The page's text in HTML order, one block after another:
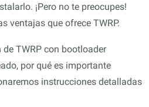
¡Pero no te preocupes!
ventajas que ofrece TWRP.
TWRP con bootloader
por qué es importante
instrucciones detalladas